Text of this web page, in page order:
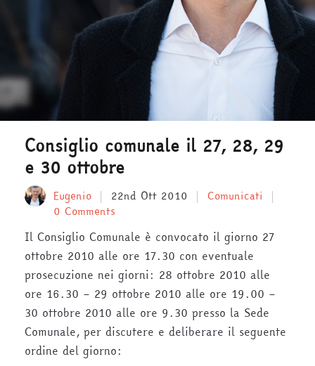
Consiglio comunale il 27, 28, 29
e 30 ottobre
Eugenio 22nd Ott 2010
Comunicati
0 Comments
Il Consiglio Comunale è convocato il giorno 27
ottobre 2010 alle ore 17.30 con eventuale
prosecuzione nei giorni: 28 ottobre 2010 alle
ore 16.30 – 29 ottobre 2010 alle ore 19.00 –
30 ottobre 2010 alle ore 9.30 presso la Sede
Comunale, per discutere e deliberare il seguente
ordine del giorno: